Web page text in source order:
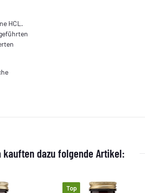
HCL.
kauften dazu folgende Artikel:
Top